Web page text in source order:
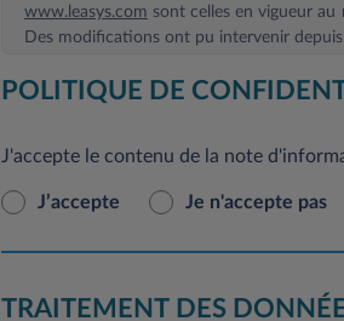
www.leasys.com sont celles en vigueur
Des modifications ont pu intervenir
En application du Règlement Général sur
rectification, de modification et de
courrier postal à l’adresse suivante:
POLITIQUE DE
J'accepte le contenu de la note
J’accepte Je n'accepte pas
TRAITEMENT DES